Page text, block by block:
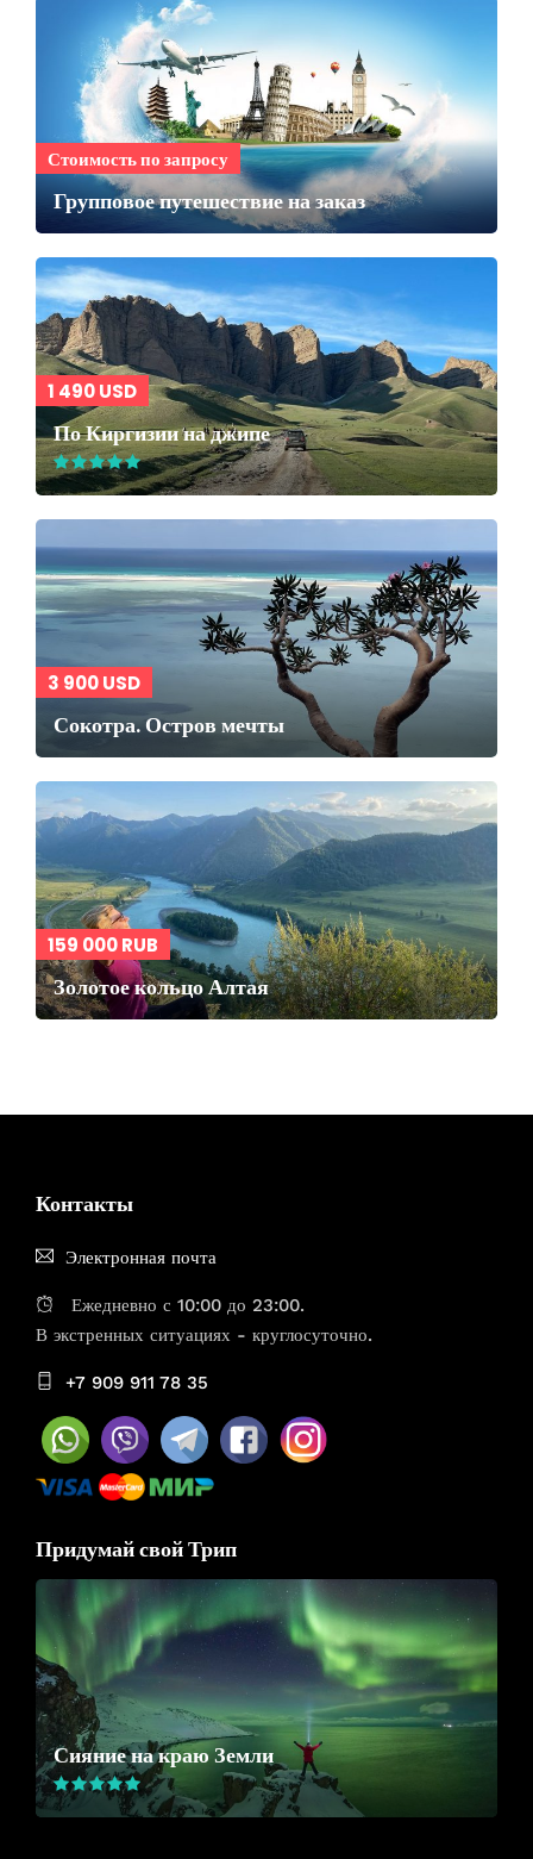
Стоимость по запросу
Групповое путешествие на заказ
1 490 USD
По Киргизии на джипе
3 900 USD
Сокотра. Остров мечты
159 000 RUB
Золотое кольцо Алтая
Контакты
Электронная почта
Ежедневно с 10:00 до 23:00.
В экстренных ситуациях - круглосуточно.
+7 909 911 78 35
Придумай свой Трип
Сияние на краю Земли